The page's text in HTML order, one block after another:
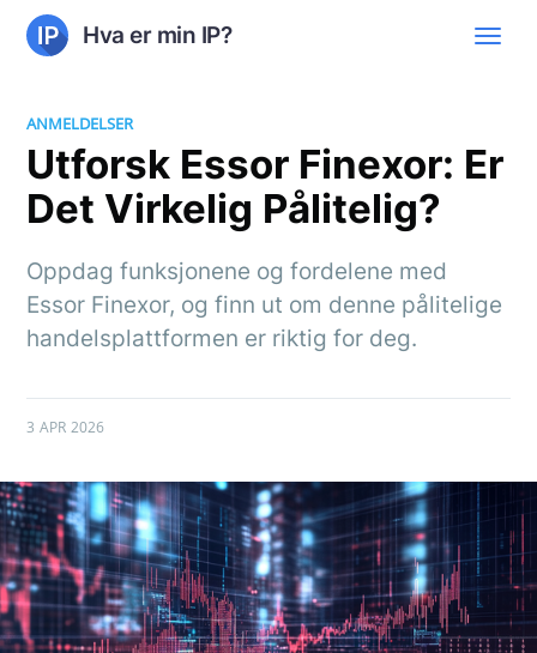
Hva er min IP?
ANMELDELSER
Utforsk Essor Finexor: Er
Det Virkelig Pålitelig?
Oppdag funksjonene og fordelene med
Essor Finexor, og finn ut om denne pålitelige
handelsplattformen er riktig for deg.
3 APR 2026